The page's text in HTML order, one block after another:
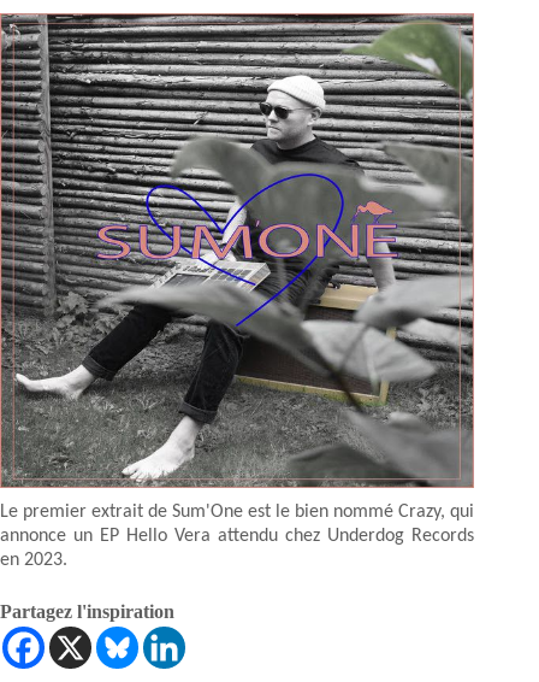
Le premier extrait de Sum'One est le bien nommé Crazy, qui
annonce un EP Hello Vera attendu chez Underdog Records
en 2023.
Partagez l'inspiration